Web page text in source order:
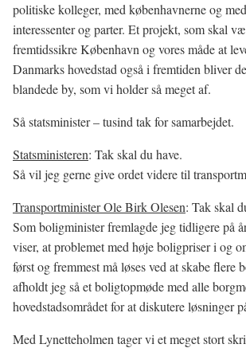
politiske kolleger, med københavnerne og
interessenter og parter. Et projekt, som skal
fremtidssikre København og vores måde at
Danmarks hovedstad også i fremtiden bliver
blandede by, som vi holder så meget af.
Så statsminister – tusind tak for samarbejdet.
Statsministeren: Tak skal du have.
Så vil jeg gerne give ordet videre til
Transportminister Ole Birk Olesen: Tak skal
Som boligminister fremlagde jeg tidligere på
viser, at problemet med høje boligpriser i og
først og fremmest må løses ved at skabe flere
afholdt jeg så et boligtopmøde med alle
hovedstadsområdet for at diskutere løsninger
Med Lynetteholmen tager vi et meget stort